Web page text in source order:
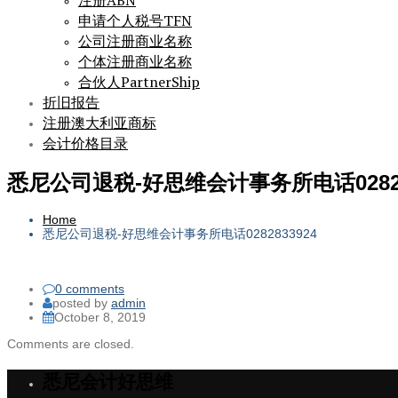
申请个人税号TFN
公司注册商业名称
个体注册商业名称
合伙人PartnerShip
折旧报告
注册澳大利亚商标
会计价格目录
悉尼公司退税-好思维会计事务所电话
Home
悉尼公司退税-好思维会计事务所电话0282833924
0 comments
posted by admin
October 8, 2019
Comments are closed.